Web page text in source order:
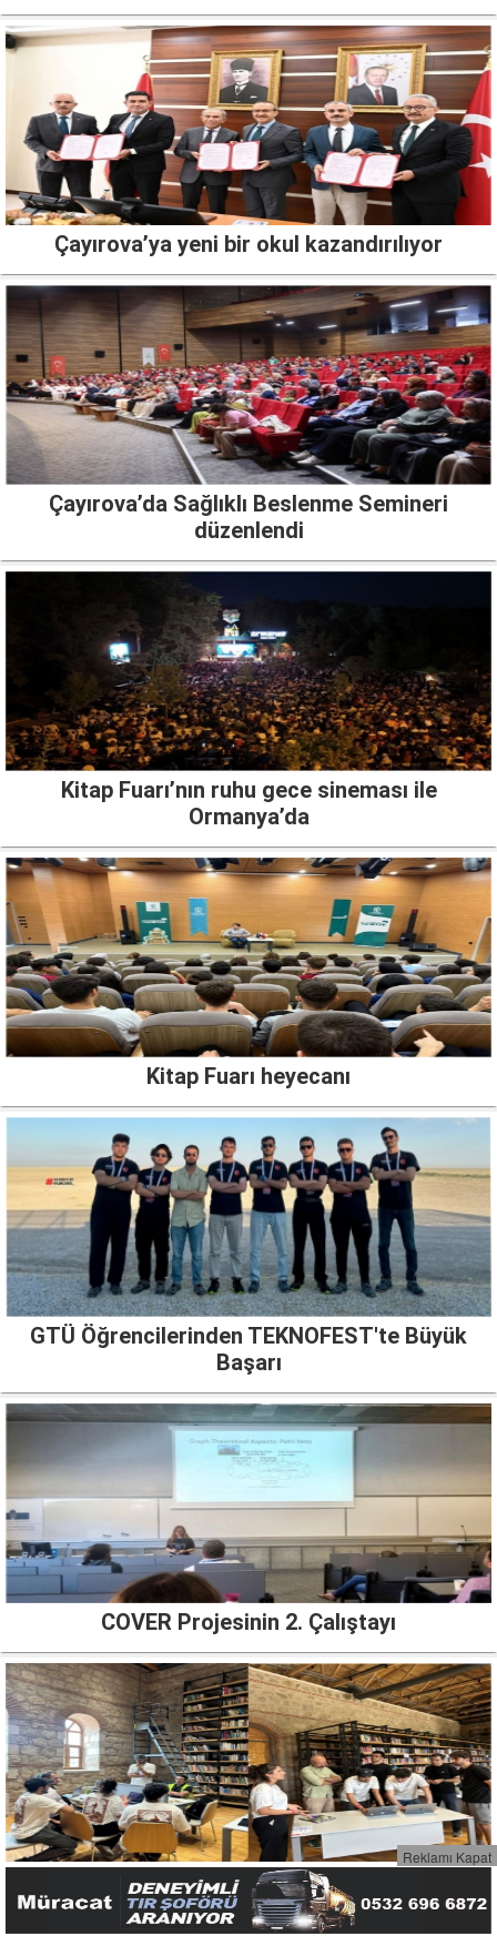
Çayırova’ya yeni bir okul kazandırılıyor
Çayırova’da Sağlıklı Beslenme Semineri
düzenlendi
Kitap Fuarı’nın ruhu gece sineması ile
Ormanya’da
Kitap Fuarı heyecanı
GTÜ Öğrencilerinden TEKNOFEST'te Büyük
Başarı
COVER Projesinin 2. Çalıştayı
GTÜ Öğrencileri ETH İstanbul'dan Birinci Döndü
Reklamı Kapat